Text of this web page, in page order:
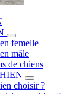
femelle
mâle
de chiens
choisir ?